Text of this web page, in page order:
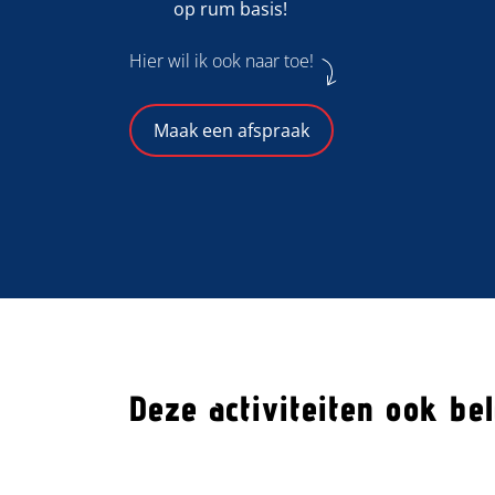
op rum basis!
Hier wil ik ook naar toe!
Maak een afspraak
Deze activiteiten ook